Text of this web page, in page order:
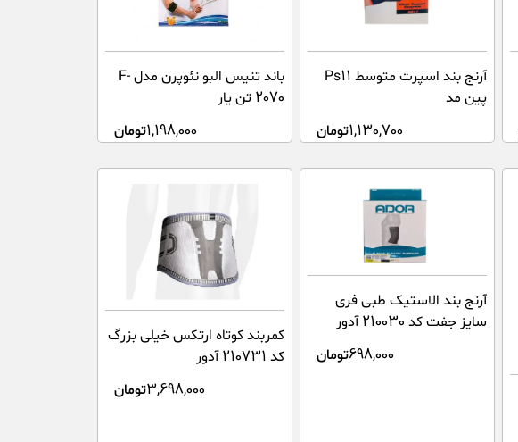
آرنج بند اسپرت متوسط Ps11
پین مد
1,130,700تومان
باند تنیس البو نئوپرن مدل F-
2070 تن یار
1,198,000تومان
آرنج بند الاستیک طبی فری
سایز جفت کد 210030 آدور
698,000تومان
کمربند کوتاه ارتکس خیلی بزرگ
کد 210731 آدور
3,698,000تومان